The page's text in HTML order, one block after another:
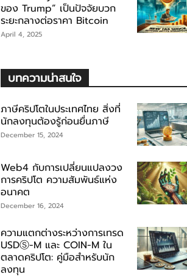
ของ Trump” เป็นปัจจัยบวก
ระยะกลางต่อราคา Bitcoin
April 4, 2025
บทความน่าสนใจ
ภาษีคริปโตในประเทศไทย สิ่งที่
นักลงทุนต้องรู้ก่อนยื่นภาษี
December 15, 2024
Web4 กับการเปลี่ยนแปลงวง
การคริปโต ความสัมพันธ์แห่ง
อนาคต
December 16, 2024
ความแตกต่างระหว่างการเทรด
USDⓈ-M และ COIN-M ใน
ตลาดคริปโต: คู่มือสำหรับนัก
ลงทุน